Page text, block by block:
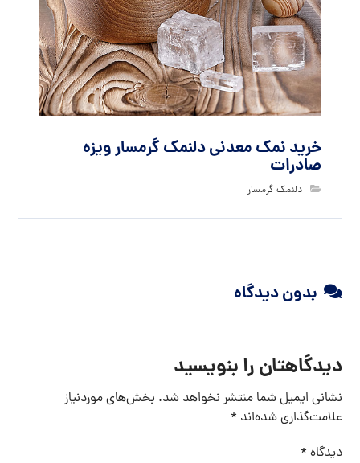
خرید نمک معدنی دلنمک گرمسار ویزه
صادرات
دلنمک گرمسار
بدون دیدگاه
دیدگاهتان را بنویسید
نشانی ایمیل شما منتشر نخواهد شد. بخش‌های موردنیاز
علامت‌گذاری شده‌اند *
دیدگاه *